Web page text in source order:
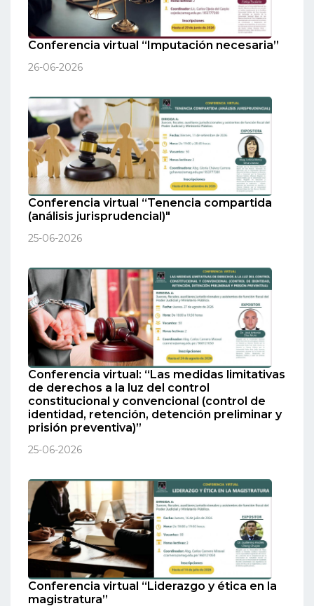
Conferencia virtual “Imputación necesaria”
26-06-2026
Conferencia virtual “Tenencia compartida
(análisis jurisprudencial)"
25-06-2026
Conferencia virtual: “Las medidas limitativas
de derechos a la luz del control
constitucional y convencional (control de
identidad, retención, detención preliminar y
prisión preventiva)”
25-06-2026
Conferencia virtual “Liderazgo y ética en la
magistratura”